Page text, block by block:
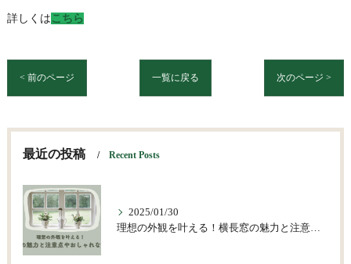
詳しくは こちら
< 前のページ 一覧に戻る 次のページ >
最近の投稿 Recent Posts
2025/01/30
理想の外観を叶える！横長窓の魅力と注意点やおしゃれな活用術